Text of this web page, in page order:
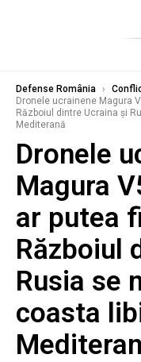
Defense România ›
Dronele ucrainene Magura
Războiul dintre Ucraina și
Mediterană
Dronele
Magura
ar putea
Războiul
Rusia se
coasta